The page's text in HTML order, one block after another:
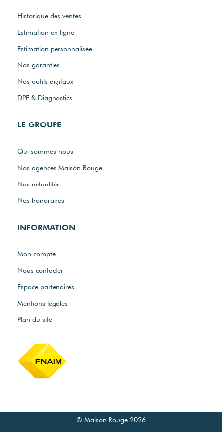
Historique des ventes
Estimation en ligne
Estimation personnalisée
Nos garanties
Nos outils digitaux
DPE & Diagnostics
LE GROUPE
Qui sommes-nous
Nos agences Maison Rouge
Nos actualités
Nos honoraires
INFORMATION
Mon compte
Nous contacter
Espace partenaires
Mentions légales
Plan du site
© Maison Rouge 2026